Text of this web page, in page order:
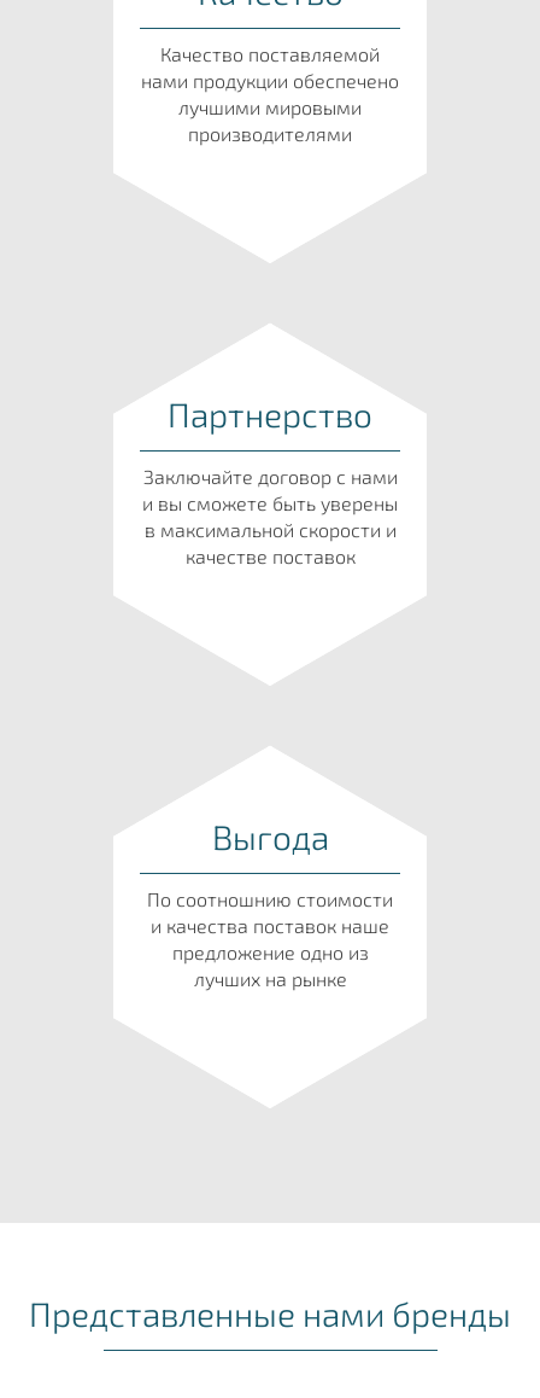
Качество поставляемой
нами продукции обеспечено
лучшими мировыми
производителями
Партнерство
Заключайте договор с нами
и вы сможете быть уверены
в максимальной скорости и
качестве поставок
Выгода
По соотношнию стоимости
и качества поставок наше
предложение одно из
лучших на рынке
Представленные нами бренды